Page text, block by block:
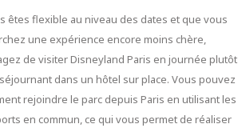
êtes flexible au niveau des dates et que vous
une expérience encore moins chère,
de visiter Disneyland Paris en journée plutôt
séjournant dans un hôtel sur place. Vous pouvez
rejoindre le parc depuis Paris en utilisant les
en commun, ce qui vous permet de réaliser